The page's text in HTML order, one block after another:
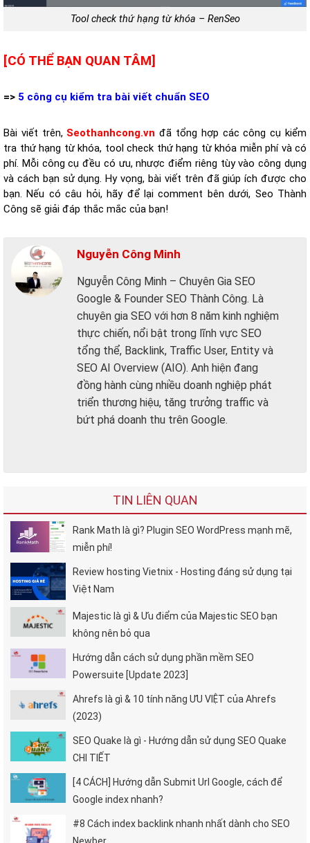
Tool check thứ hạng từ khóa – RenSeo
[CÓ THỂ BẠN QUAN TÂM]
=> 5 công cụ kiểm tra bài viết chuẩn SEO
Bài viết trên, Seothanhcong.vn đã tổng hợp các công cụ kiểm
tra thứ hạng từ khóa, tool check thứ hạng từ khóa miễn phí và có
phí. Mỗi công cụ đều có ưu, nhược điểm riêng tùy vào công dụng
và cách bạn sử dụng. Hy vọng, bài viết trên đã giúp ích được cho
bạn. Nếu có câu hỏi, hãy để lại comment bên dưới, Seo Thành
Công sẽ giải đáp thắc mắc của bạn!
Nguyễn Công Minh
Nguyễn Công Minh – Chuyên Gia SEO
Google & Founder SEO Thành Công. Là
chuyên gia SEO với hơn 8 năm kinh nghiệm
thực chiến, nổi bật trong lĩnh vực SEO
tổng thể, Backlink, Traffic User, Entity và
SEO AI Overview (AIO). Anh hiện đang
đồng hành cùng nhiều doanh nghiệp phát
triển thương hiệu, tăng trưởng traffic và
bứt phá doanh thu trên Google.
TIN LIÊN QUAN
Rank Math là gì? Plugin SEO WordPress mạnh mẽ,
miễn phí!
Review hosting Vietnix - Hosting đáng sử dụng tại
Việt Nam
Majestic là gì & Ưu điểm của Majestic SEO bạn
không nên bỏ qua
Hướng dẫn cách sử dụng phần mềm SEO
Powersuite [Update 2023]
Ahrefs là gì & 10 tính năng ƯU VIỆT của Ahrefs
(2023)
SEO Quake là gì - Hướng dẫn sử dụng SEO Quake
CHI TIẾT
[4 CÁCH] Hướng dẫn Submit Url Google, cách để
Google index nhanh?
#8 Cách index backlink nhanh nhất dành cho SEO